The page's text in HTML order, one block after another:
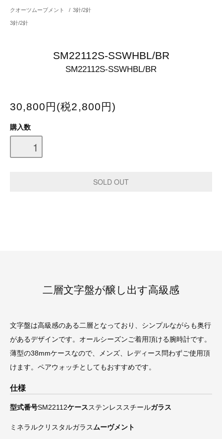
クオーツムーブメント / 3針/2針
3針/2針
SM22112S-SSWHBL/BR
SM22112S-SSWHBL/BR
30,800円(税2,800円)
購入数
二層文字盤が醸し出す高級感
文字盤は高級感のある二層となっており、シンプルながらも奥行
があるデザインです。オールシーズンご着用頂ける腕時計です。
薄型の38mmケースなので、メンズ、レディース問わずご使用頂
けます。ペアウォッチとしてもおすすめです。
仕様
型式番号SM22112ケースステンレススチールガラス
ミネラルクリスタルガラスムーヴメント